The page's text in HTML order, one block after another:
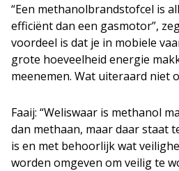
“Een methanolbrandstofcel is
efficiënt dan een gasmotor”,
voordeel is dat je in mobiele
grote hoeveelheid energie
meenemen. Wat uiteraard niet
Faaij: “Weliswaar is methanol
dan methaan, maar daar staat
is en met behoorlijk wat
worden omgeven om veilig te